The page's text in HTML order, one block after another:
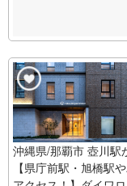
沖縄県/那覇市 壺川駅
【県庁前駅・旭橋駅